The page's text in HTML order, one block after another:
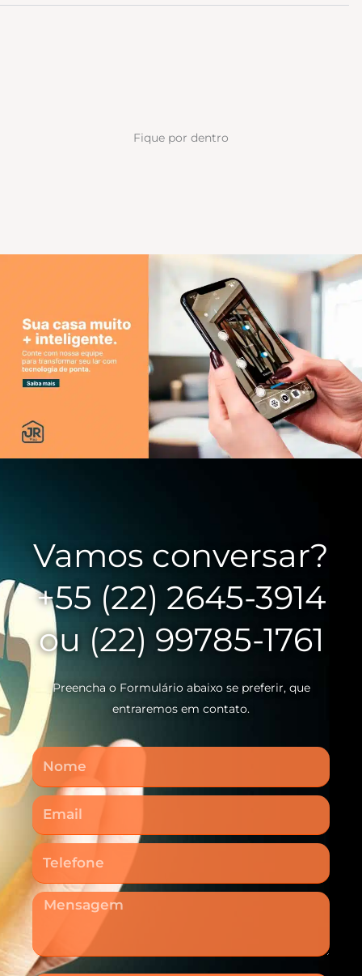
Fique por dentro
Vamos conversar?
+55 (22) 2645-3914
ou (22) 99785-1761
Preencha o Formulário abaixo se preferir, que
entraremos em contato.
Nome
Email
Telefone
Mensagem